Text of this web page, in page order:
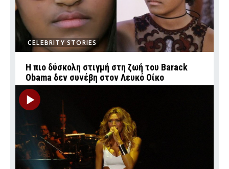
CELEBRITY STORIES
Η πιο δύσκολη στιγμή στη ζωή του Barack
Obama δεν συνέβη στον Λευκό Οίκο